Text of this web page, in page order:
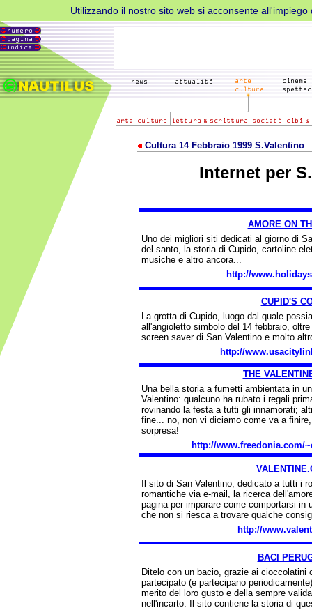
Utilizzando il nostro sito web si acconsente
Cultura 14 Febbraio 1999 S.Valentino
Internet per
AMORE ON
Uno dei migliori siti dedicati al giorno di
del santo, la storia di Cupido, cartoline
musiche e altro ancora...
http://
CUPID'S
La grotta di Cupido, luogo dal quale
all'angioletto simbolo del 14 febbraio,
screen saver di San Valentino e molto
http://
THE
Una bella storia a fumetti ambientata in
Valentino: qualcuno ha rubato i regali
rovinando la festa a tutti gli innamorati;
fine... no, non vi diciamo come va a
sorpresa!
http://www.freedonia.com/
Il sito di San Valentino, dedicato a tutti i
romantiche via e-mail, la ricerca
pagina per imparare come comportarsi in
che non si riesca a trovare qualche
http://
BACI
Ditelo con un bacio, grazie ai cioccolatini
partecipato (e partecipano
merito del loro gusto e della sempre
nell'incarto. Il sito contiene la storia di